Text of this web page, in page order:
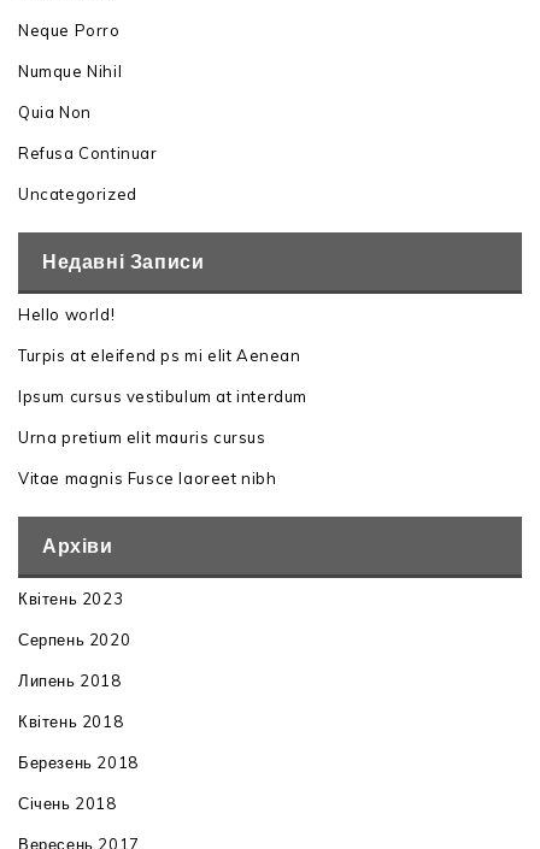
Neque Porro
Numque Nihil
Quia Non
Refusa Continuar
Uncategorized
Недавні Записи
Hello world!
Turpis at eleifend ps mi elit Aenean
Ipsum cursus vestibulum at interdum
Urna pretium elit mauris cursus
Vitae magnis Fusce laoreet nibh
Архіви
Квітень 2023
Серпень 2020
Липень 2018
Квітень 2018
Березень 2018
Січень 2018
Вересень 2017